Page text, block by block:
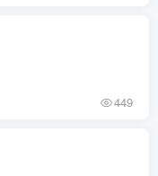
449